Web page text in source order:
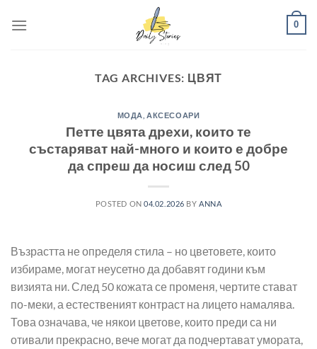
0
TAG ARCHIVES: ЦВЯТ
МОДА, АКСЕСОАРИ
Петте цвята дрехи, които те
състаряват най-много и които е добре
да спреш да носиш след 50
POSTED ON04.02.2026 BY ANNA
Възрастта не определя стила – но цветовете, които
избираме, могат неусетно да добавят години към
визията ни. След 50 кожата се променя, чертите стават
по-меки, а естественият контраст на лицето намалява.
Това означава, че някои цветове, които преди са ни
отивали прекрасно, вече могат да подчертават умората,